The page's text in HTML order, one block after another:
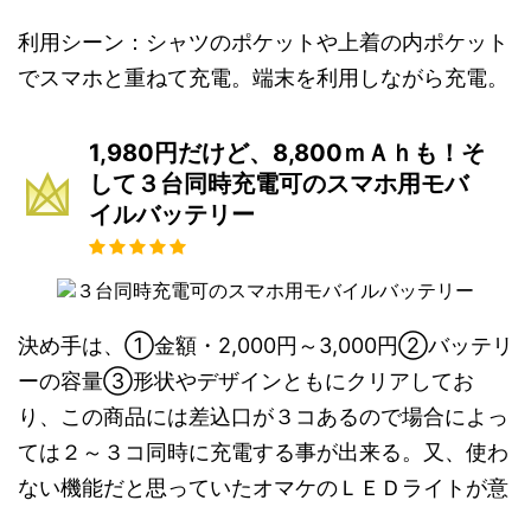
利用シーン：シャツのポケットや上着の内ポケット
でスマホと重ねて充電。端末を利用しながら充電。
1,980円だけど、8,800ｍＡｈも！そ
して３台同時充電可のスマホ用モバ
イルバッテリー
決め手は、①金額・2,000円～3,000円②バッテリ
ーの容量③形状やデザインともにクリアしてお
り、この商品には差込口が３コあるので場合によっ
ては２～３コ同時に充電する事が出来る。又、使わ
ない機能だと思っていたオマケのＬＥＤライトが意